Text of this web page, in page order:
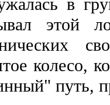
в
этой
колесо,
путь,